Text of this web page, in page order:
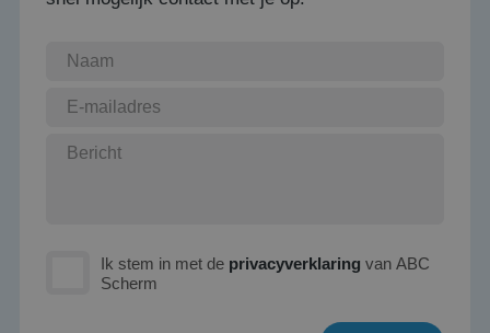
Ik stem in met de privacyverklaring van ABC
Scherm